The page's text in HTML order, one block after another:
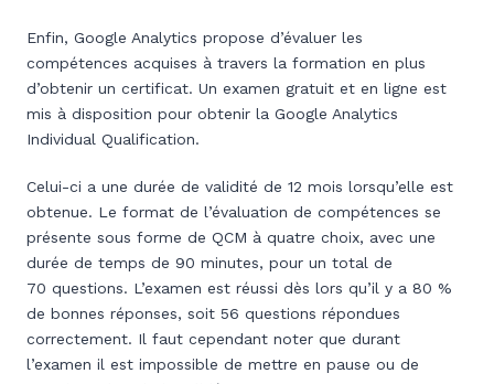
Enfin, Google Analytics propose d’évaluer les
compétences acquises à travers la formation en plus
d’obtenir un certificat. Un examen gratuit et en ligne est
mis à disposition pour obtenir la Google Analytics
Individual Qualification.
Celui-ci a une durée de validité de 12 mois lorsqu’elle est
obtenue. Le format de l’évaluation de compétences se
présente sous forme de QCM à quatre choix, avec une
durée de temps de 90 minutes, pour un total de
70 questions. L’examen est réussi dès lors qu’il y a 80 %
de bonnes réponses, soit 56 questions répondues
correctement. Il faut cependant noter que durant
l’examen il est impossible de mettre en pause ou de